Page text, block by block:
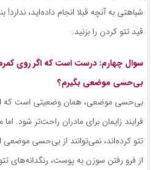
قید تتو کردن را بزنید.
سوال چهارم: درست است که اگر روی
بی‌حسی موضعی بگیرم؟
بی‌حسی موضعی، همان وضعیتی است که
فرایند زایمان برای مادران راحت‌تر شود.
تتو کرده‌اند، نمی‌توانند از بی‌حسی
از فرو رفتن سوزن به پوست، رنگدانه‌های